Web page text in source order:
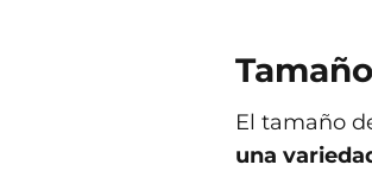
El tamaño
una